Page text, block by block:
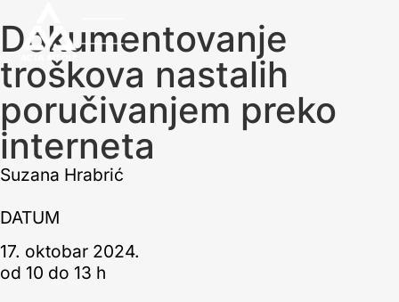
Dokumentovanje
troškova nastalih
poručivanjem preko
interneta
Suzana Hrabrić
DATUM
17. oktobar 2024.
od 10 do 13 h